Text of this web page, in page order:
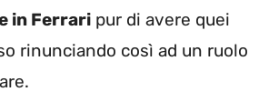
in Ferrari pur di avere quei
rinunciando così ad un ruolo